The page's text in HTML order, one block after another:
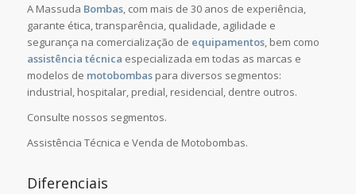
A Massuda Bombas, com mais de 30 anos de experiência,
garante ética, transparência, qualidade, agilidade e
segurança na comercialização de equipamentos, bem como
assistência técnica especializada em todas as marcas e
modelos de motobombaspara diversos segmentos:
industrial, hospitalar, predial, residencial, dentre outros.
Consulte nossos segmentos.
Assistência Técnica e Venda de Motobombas.
Diferenciais